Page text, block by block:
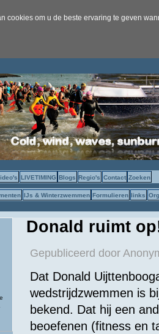
cookies om u de beste ervaring te geven
LIVETIMING Blogs Regio's Contact Zoeken
IJs & Winterzwemmen Formulieren links
Donald ruimt
Gepubliceerd door
Dat Donald
wedstrijdzwemmen is
bekend. Dat hij een
beoefenen (fitness en